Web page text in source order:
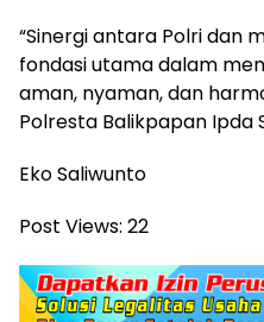
“Sinergi antara Polri dan
fondasi utama dalam
aman, nyaman, dan
Polresta Balikpapan Ipda
Eko Saliwunto
Post Views: 22